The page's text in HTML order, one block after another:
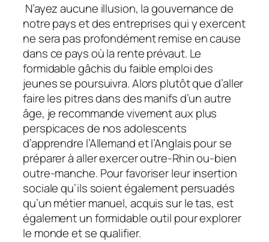
N’ayez aucune illusion, la gouvernance de
notre pays et des entreprises qui y exercent
ne sera pas profondément remise en cause
dans ce pays où la rente prévaut. Le
formidable gâchis du faible emploi des
jeunes se poursuivra. Alors plutôt que d’aller
faire les pitres dans des manifs d’un autre
âge, je recommande vivement aux plus
perspicaces de nos adolescents
d’apprendre l’Allemand et l’Anglais pour se
préparer à aller exercer outre-Rhin ou-bien
outre-manche. Pour favoriser leur insertion
sociale qu’ils soient également persuadés
qu’un métier manuel, acquis sur le tas, est
également un formidable outil pour explorer
le monde et se qualifier.